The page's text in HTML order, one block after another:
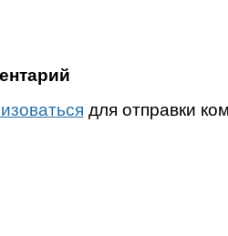
для отправки